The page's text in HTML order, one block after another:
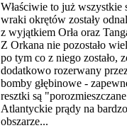
Właściwie to już wszystkie
wraki okrętów zostały
z wyjątkiem Orła oraz
Z Orkana nie pozostało
po tym co z niego zostało,
dodatkowo rozerwany
bomby głębinowe -
resztki są
Atlantyckie prądy na
obszarze...